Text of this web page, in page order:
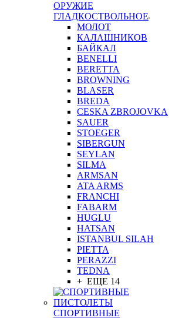
ОРУЖИЕ
ГЛАДКОСТВОЛЬНОЕ
МОЛОТ
КАЛАШНИКОВ
БАЙКАЛ
BENELLI
BERETTA
BROWNING
BLASER
BREDA
CESKA ZBROJOVKA
SAUER
STOEGER
SIBERGUN
SEYLAN
SILMA
ARMSAN
ATA ARMS
FRANCHI
FABARM
HUGLU
HATSAN
ISTANBUL SILAH
PIETTA
PERAZZI
TEDNA
+ ЕЩЕ 14
СПОРТИВНЫЕ